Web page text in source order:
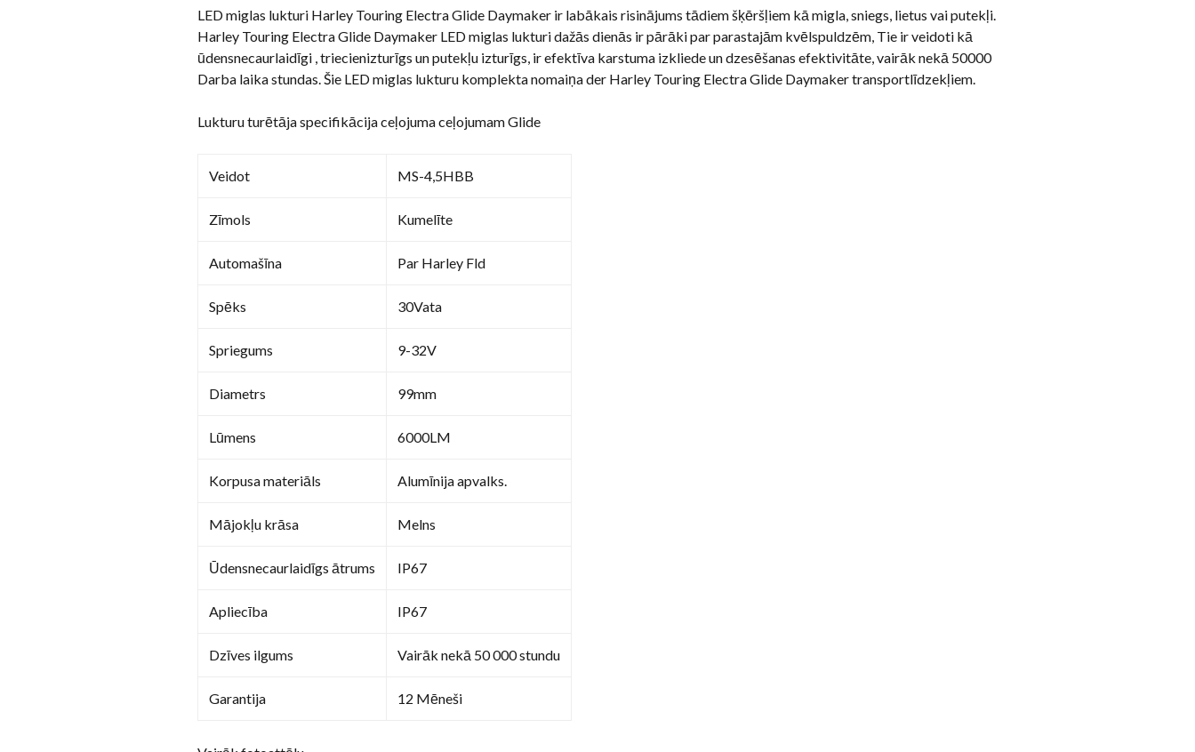
LED miglas lukturi Harley Touring Electra Glide Daymaker ir labākais risinājums tādiem šķēršļiem kā migla, sniegs, lietus vai putekļi.
Harley Touring Electra Glide Daymaker LED miglas lukturi dažās dienās ir pārāki par parastajām kvēlspuldzēm, Tie ir veidoti kā
ūdensnecaurlaidīgi , triecienizturīgs un putekļu izturīgs, ir efektīva karstuma izkliede un dzesēšanas efektivitāte, vairāk nekā 50000
Darba laika stundas. Šie LED miglas lukturu komplekta nomaiņa der Harley Touring Electra Glide Daymaker transportlīdzekļiem.
Lukturu turētāja specifikācija ceļojuma ceļojumam Glide
Veidot MS-4,5HBB
Zīmols Kumelīte
Automašīna Par Harley Fld
Spēks 30Vata
Spriegums 9-32V
Diametrs 99mm
Lūmens 6000LM
Korpusa materiāls Alumīnija apvalks.
Mājokļu krāsa Melns
Ūdensnecaurlaidīgs ātrums IP67
Apliecība IP67
Dzīves ilgums Vairāk nekā 50 000 stundu
Garantija 12 Mēneši